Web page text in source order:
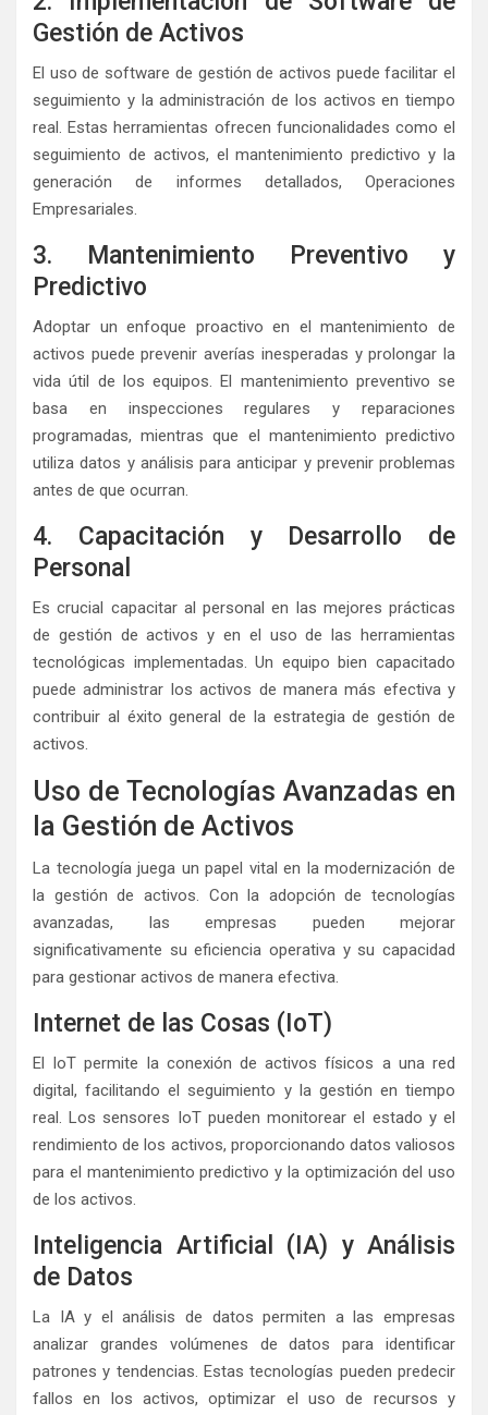
Gestión de Activos
El uso de software de gestión de activos puede facilitar el
seguimiento y la administración de los activos en tiempo
real. Estas herramientas ofrecen funcionalidades como el
seguimiento de activos, el mantenimiento predictivo y la
generación de informes detallados, Operaciones
Empresariales.
3. Mantenimiento Preventivo y
Predictivo
Adoptar un enfoque proactivo en el mantenimiento de
activos puede prevenir averías inesperadas y prolongar la
vida útil de los equipos. El mantenimiento preventivo se
basa en inspecciones regulares y reparaciones
programadas, mientras que el mantenimiento predictivo
utiliza datos y análisis para anticipar y prevenir problemas
antes de que ocurran.
4. Capacitación y Desarrollo de
Personal
Es crucial capacitar al personal en las mejores prácticas
de gestión de activos y en el uso de las herramientas
tecnológicas implementadas. Un equipo bien capacitado
puede administrar los activos de manera más efectiva y
contribuir al éxito general de la estrategia de gestión de
activos.
Uso de Tecnologías Avanzadas en
la Gestión de Activos
La tecnología juega un papel vital en la modernización de
la gestión de activos. Con la adopción de tecnologías
avanzadas, las empresas pueden mejorar
significativamente su eficiencia operativa y su capacidad
para gestionar activos de manera efectiva.
Internet de las Cosas (IoT)
El IoT permite la conexión de activos físicos a una red
digital, facilitando el seguimiento y la gestión en tiempo
real. Los sensores IoT pueden monitorear el estado y el
rendimiento de los activos, proporcionando datos valiosos
para el mantenimiento predictivo y la optimización del uso
de los activos.
Inteligencia Artificial (IA) y Análisis
de Datos
La IA y el análisis de datos permiten a las empresas
analizar grandes volúmenes de datos para identificar
patrones y tendencias. Estas tecnologías pueden predecir
fallos en los activos, optimizar el uso de recursos y